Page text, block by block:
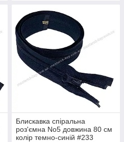
Блискавка спіральна
роз'ємна No5 довжина 80 см
колір темно-синій #233